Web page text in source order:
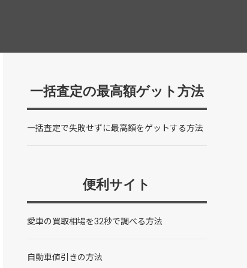
一括査定の最高額ゲット方法
一括査定で失敗せずに最高額をゲットする方法
便利サイト
愛車の買取相場を32秒で調べる方法
自動車値引きの方法